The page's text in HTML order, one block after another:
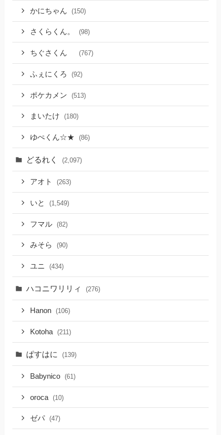
かにちゃん (150)
さくらくん。 (98)
ちぐさくん (767)
ふぇにくろ (92)
ポケカメン (513)
まいたけ (180)
ゆぺくん☆★ (86)
どるれく (2,097)
アオト (263)
いと (1,549)
フマル (82)
みそら (90)
ユニ (434)
ハコニワリリィ (276)
Hanon (106)
Kotoha (211)
ぱすはに (139)
Babynico (61)
oroca (10)
ゼパ (47)